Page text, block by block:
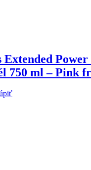
Extended
750 ml – Pink